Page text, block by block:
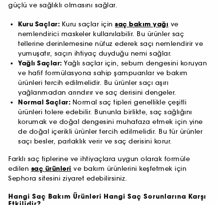
güçlü ve sağlıklı olmasını sağlar.
Kuru Saçlar: Kuru saçlar için saç bakım yağı ve
nemlendirici maskeler kullanılabilir. Bu ürünler saç
tellerine derinlemesine nüfuz ederek saçı nemlendirir ve
yumuşatır, saçın ihtiyaç duyduğu nemi sağlar.
Yağlı Saçlar: Yağlı saçlar için, sebum dengesini koruyan
ve hafif formülasyona sahip şampuanlar ve bakım
ürünleri tercih edilmelidir. Bu ürünler saçı aşırı
yağlanmadan arındırır ve saç derisini dengeler.
Normal Saçlar: Normal saç tipleri genellikle çeşitli
ürünleri tolere edebilir. Bununla birlikte, saç sağlığını
korumak ve doğal dengesini muhafaza etmek için yine
de doğal içerikli ürünler tercih edilmelidir. Bu tür ürünler
saçı besler, parlaklık verir ve saç derisini korur.
Farklı saç tiplerine ve ihtiyaçlara uygun olarak formüle
edilen saç ürünleri ve bakım ürünlerini keşfetmek için
Sephora sitesini ziyaret edebilirsiniz.
Hangi Saç Bakım Ürünleri Hangi Saç Sorunlarına Karşı